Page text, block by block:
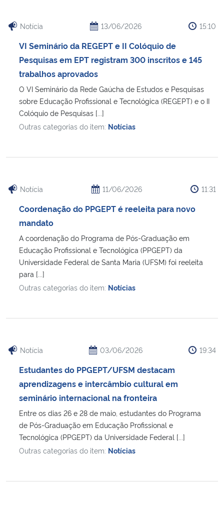
Notícia 13/06/2026 15:10
VI Seminário da REGEPT e II Colóquio de
Pesquisas em EPT registram 300 inscritos e 145
trabalhos aprovados
O VI Seminário da Rede Gaúcha de Estudos e Pesquisas
sobre Educação Profissional e Tecnológica (REGEPT) e o II
Colóquio de Pesquisas [...]
Outras categorias do item: Notícias
Notícia 11/06/2026 11:31
Coordenação do PPGEPT é reeleita para novo
mandato
A coordenação do Programa de Pós-Graduação em
Educação Profissional e Tecnológica (PPGEPT) da
Universidade Federal de Santa Maria (UFSM) foi reeleita
para [...]
Outras categorias do item: Notícias
Notícia 03/06/2026 19:34
Estudantes do PPGEPT/UFSM destacam
aprendizagens e intercâmbio cultural em
seminário internacional na fronteira
Entre os dias 26 e 28 de maio, estudantes do Programa
de Pós-Graduação em Educação Profissional e
Tecnológica (PPGEPT) da Universidade Federal [...]
Outras categorias do item: Notícias